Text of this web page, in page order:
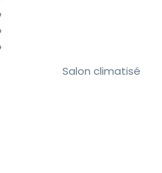
Salon climatisé